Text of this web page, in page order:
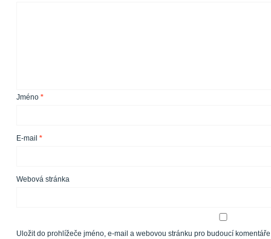
Jméno *
E-mail *
Webová stránka
Uložit do prohlížeče jméno, e-mail a webovou stránku pro budoucí